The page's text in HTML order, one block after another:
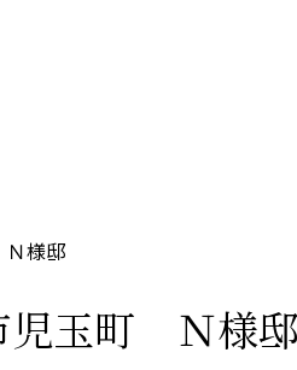
様邸
児玉町 Ｎ様